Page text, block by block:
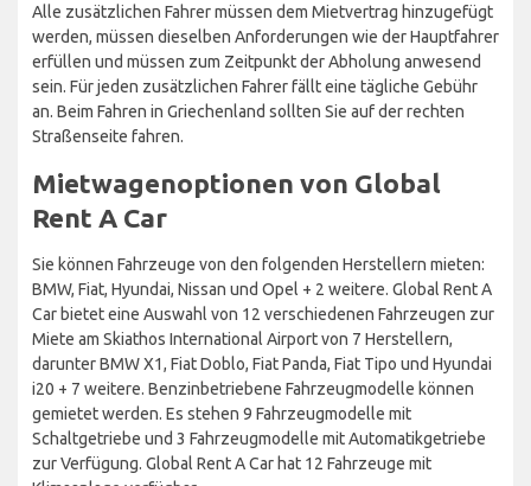
Alle zusätzlichen Fahrer müssen dem Mietvertrag hinzugefügt
werden, müssen dieselben Anforderungen wie der Hauptfahrer
erfüllen und müssen zum Zeitpunkt der Abholung anwesend
sein. Für jeden zusätzlichen Fahrer fällt eine tägliche Gebühr
an. Beim Fahren in Griechenland sollten Sie auf der rechten
Straßenseite fahren.
Mietwagenoptionen von Global
Rent A Car
Sie können Fahrzeuge von den folgenden Herstellern mieten:
BMW, Fiat, Hyundai, Nissan und Opel + 2 weitere. Global Rent A
Car bietet eine Auswahl von 12 verschiedenen Fahrzeugen zur
Miete am Skiathos International Airport von 7 Herstellern,
darunter BMW X1, Fiat Doblo, Fiat Panda, Fiat Tipo und Hyundai
i20 + 7 weitere. Benzinbetriebene Fahrzeugmodelle können
gemietet werden. Es stehen 9 Fahrzeugmodelle mit
Schaltgetriebe und 3 Fahrzeugmodelle mit Automatikgetriebe
zur Verfügung. Global Rent A Car hat 12 Fahrzeuge mit